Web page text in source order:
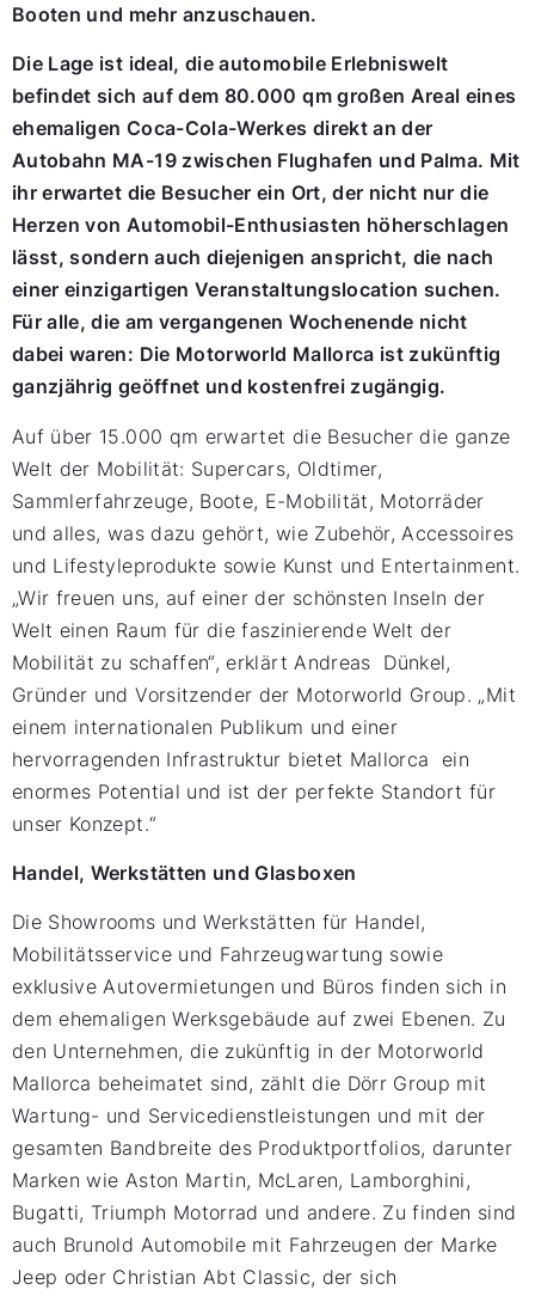
Booten und mehr anzuschauen.
Die Lage ist ideal, die automobile Erlebniswelt
befindet sich auf dem 80.000 qm großen Areal eines
ehemaligen Coca-Cola-Werkes direkt an der
Autobahn MA-19 zwischen Flughafen und Palma. Mit
ihr erwartet die Besucher ein Ort, der nicht nur die
Herzen von Automobil-Enthusiasten höherschlagen
lässt, sondern auch diejenigen anspricht, die nach
einer einzigartigen Veranstaltungslocation suchen.
Für alle, die am vergangenen Wochenende nicht
dabei waren: Die Motorworld Mallorca ist zukünftig
ganzjährig geöffnet und kostenfrei zugängig.
Auf über 15.000 qm erwartet die Besucher die ganze
Welt der Mobilität: Supercars, Oldtimer,
Sammlerfahrzeuge, Boote, E-Mobilität, Motorräder
und alles, was dazu gehört, wie Zubehör, Accessoires
und Lifestyleprodukte sowie Kunst und Entertainment.
„Wir freuen uns, auf einer der schönsten Inseln der
Welt einen Raum für die faszinierende Welt der
Mobilität zu schaffen“, erklärt Andreas Dünkel,
Gründer und Vorsitzender der Motorworld Group. „Mit
einem internationalen Publikum und einer
hervorragenden Infrastruktur bietet Mallorca ein
enormes Potential und ist der perfekte Standort für
unser Konzept.“
Handel, Werkstätten und Glasboxen
Die Showrooms und Werkstätten für Handel,
Mobilitätsservice und Fahrzeugwartung sowie
exklusive Autovermietungen und Büros finden sich in
dem ehemaligen Werksgebäude auf zwei Ebenen. Zu
den Unternehmen, die zukünftig in der Motorworld
Mallorca beheimatet sind, zählt die Dörr Group mit
Wartung- und Servicedienstleistungen und mit der
gesamten Bandbreite des Produktportfolios, darunter
Marken wie Aston Martin, McLaren, Lamborghini,
Bugatti, Triumph Motorrad und andere. Zu finden sind
auch Brunold Automobile mit Fahrzeugen der Marke
Jeep oder Christian Abt Classic, der sich